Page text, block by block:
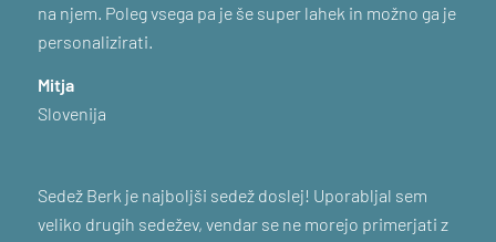
ga je
sem
z
in estetskega videza ima ta sedež tudi dobro
anatomsko obliko.
Lahek in udoben, moje iskanje popolnega sedla
leta 2018 končalo s sedežem Berk Lupina.